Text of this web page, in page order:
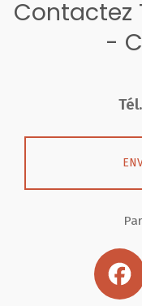
Contactez
-
Tél.